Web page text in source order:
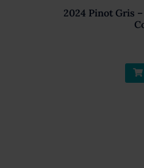
2024 Pinot Gris